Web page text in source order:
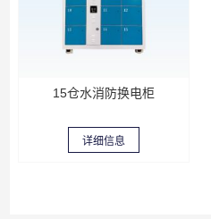
15仓水消防换电柜
详细信息